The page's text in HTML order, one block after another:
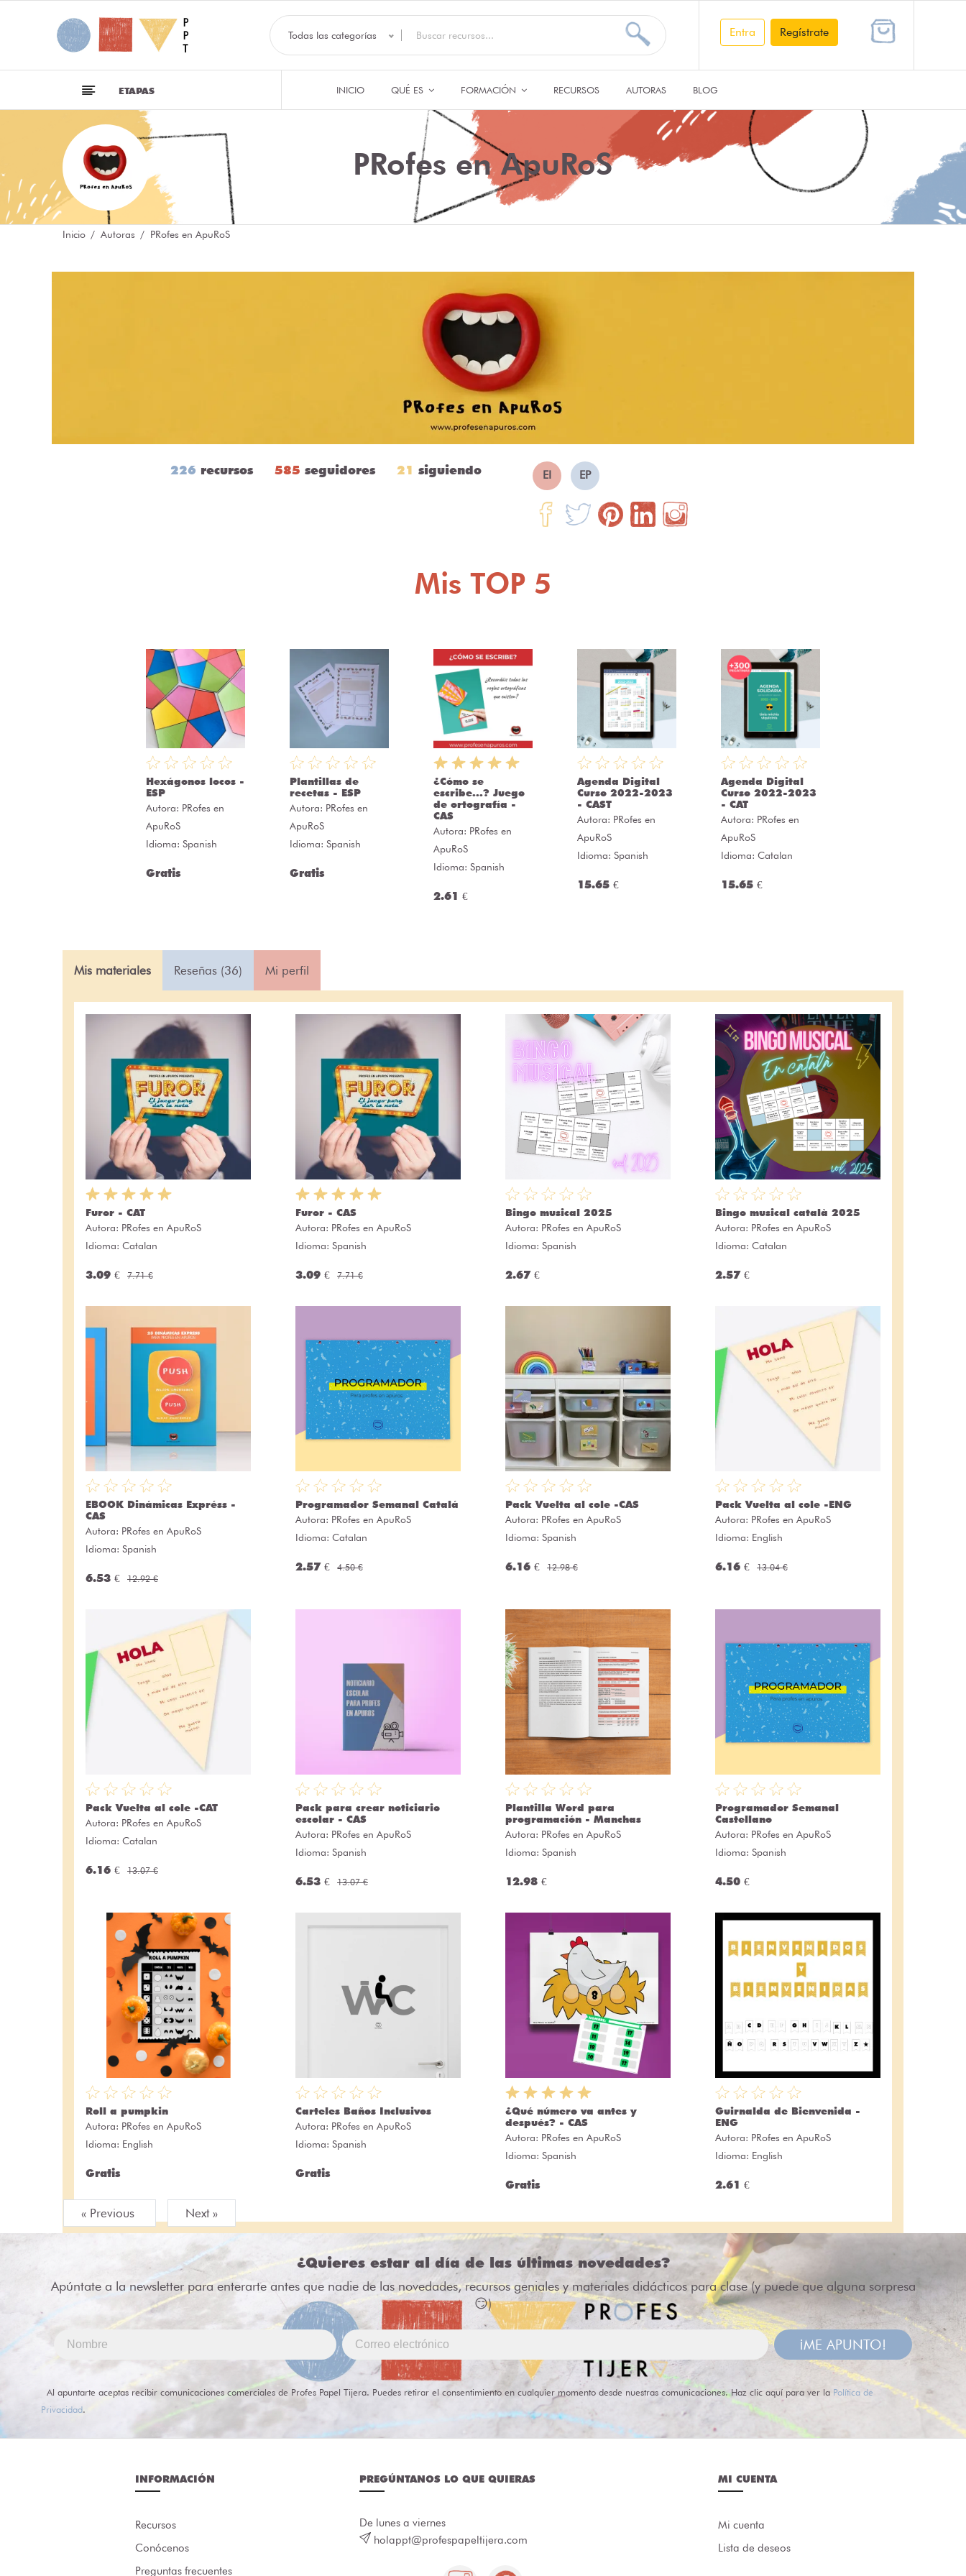
Todas las categorías Entra Regístrate
ETAPAS INICIO QUÉ ES FORMACIÓN RECURSOS AUTORAS BLOG
PRofes en ApuRoS
Inicio Autoras PRofes en ApuRoS
226 recursos 585 seguidores 21 siguiendo EI EP
Mis TOP 5
Hexágonos locos -
ESP
Autora: PRofes en
ApuRoS
Idioma: Spanish
Gratis
Plantillas de
recetas - ESP
Autora: PRofes en
ApuRoS
Idioma: Spanish
Gratis
¿Cómo se
escribe...? Juego
de ortografía -
CAS
Autora: PRofes en
ApuRoS
Idioma: Spanish
2.61 €
Agenda Digital
Curso 2022-2023
- CAST
Autora: PRofes en
ApuRoS
Idioma: Spanish
15.65 €
Agenda Digital
Curso 2022-2023
- CAT
Autora: PRofes en
ApuRoS
Idioma: Catalan
15.65 €
Mis materiales Reseñas (36) Mi perfil
Furor - CAT
Autora: PRofes en ApuRoS
Idioma: Catalan
3.09 € 7.71 €
Furor - CAS
Autora: PRofes en ApuRoS
Idioma: Spanish
3.09 € 7.71 €
Bingo musical 2025
Autora: PRofes en ApuRoS
Idioma: Spanish
2.67 €
Bingo musical català 2025
Autora: PRofes en ApuRoS
Idioma: Catalan
2.57 €
EBOOK Dinámicas Expréss -
CAS
Autora: PRofes en ApuRoS
Idioma: Spanish
6.53 € 12.92 €
Programador Semanal Catalá
Autora: PRofes en ApuRoS
Idioma: Catalan
2.57 € 4.50 €
Pack Vuelta al cole -CAS
Autora: PRofes en ApuRoS
Idioma: Spanish
6.16 € 12.98 €
Pack Vuelta al cole -ENG
Autora: PRofes en ApuRoS
Idioma: English
6.16 € 13.04 €
Pack Vuelta al cole -CAT
Autora: PRofes en ApuRoS
Idioma: Catalan
6.16 € 13.07 €
Pack para crear noticiario
escolar - CAS
Autora: PRofes en ApuRoS
Idioma: Spanish
6.53 € 13.07 €
Plantilla Word para
programación - Manchas
Autora: PRofes en ApuRoS
Idioma: Spanish
12.98 €
Programador Semanal
Castellano
Autora: PRofes en ApuRoS
Idioma: Spanish
4.50 €
Roll a pumpkin
Autora: PRofes en ApuRoS
Idioma: English
Gratis
Carteles Baños Inclusivos
Autora: PRofes en ApuRoS
Idioma: Spanish
Gratis
¿Qué número va antes y
después? - CAS
Autora: PRofes en ApuRoS
Idioma: Spanish
Gratis
Guirnalda de Bienvenida -
ENG
Autora: PRofes en ApuRoS
Idioma: English
2.61 €
« Previous Next »
¿Quieres estar al día de las últimas novedades?
Apúntate a la newsletter para enterarte antes que nadie de las novedades, recursos geniales y materiales didácticos para clase (y puede que alguna sorpresa
😏)
¡ME APUNTO!
Al apuntarte aceptas recibir comunicaciones comerciales de Profes Papel Tijera. Puedes retirar el consentimiento en cualquier momento desde nuestras comunicaciones. Haz clic aquí para ver la Política de
Privacidad.
INFORMACIÓN
Recursos
Conócenos
Preguntas frecuentes
PREGÚNTANOS LO QUE QUIERAS
De lunes a viernes
holappt@profespapeltijera.com
MI CUENTA
Mi cuenta
Lista de deseos